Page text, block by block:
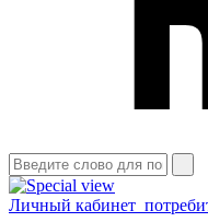
Личный кабинет